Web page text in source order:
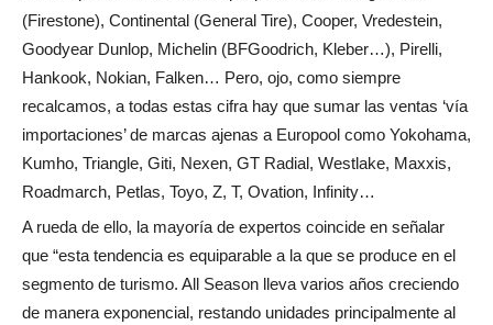
(Firestone), Continental (General Tire), Cooper, Vredestein,
Goodyear Dunlop, Michelin (BFGoodrich, Kleber…), Pirelli,
Hankook, Nokian, Falken… Pero, ojo, como siempre
recalcamos, a todas estas cifra hay que sumar las ventas ‘vía
importaciones’ de marcas ajenas a Europool como Yokohama,
Kumho, Triangle, Giti, Nexen, GT Radial, Westlake, Maxxis,
Roadmarch, Petlas, Toyo, Z, T, Ovation, Infinity…
A rueda de ello, la mayoría de expertos coincide en señalar
que “esta tendencia es equiparable a la que se produce en el
segmento de turismo. All Season lleva varios años creciendo
de manera exponencial, restando unidades principalmente al